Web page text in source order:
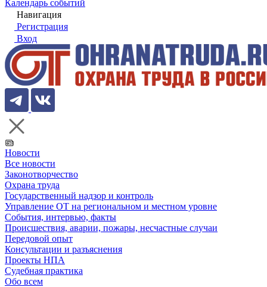
Календарь событий
Навигация
Регистрация
Вход
Новости
Все новости
Законотворчество
Охрана труда
Государственный надзор и контроль
Управление ОТ на региональном и местном уровне
События, интервью, факты
Происшествия, аварии, пожары, несчастные случаи
Передовой опыт
Консультации и разъяснения
Проекты НПА
Судебная практика
Обо всем